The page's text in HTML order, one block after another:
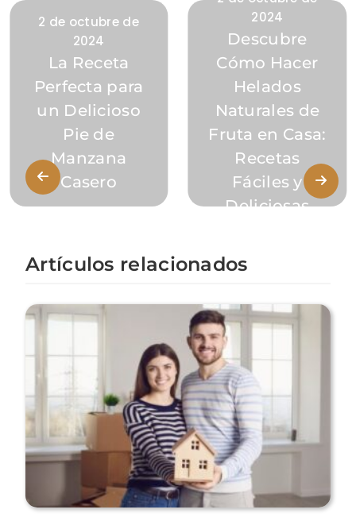
2 de octubre de
2024
La Receta
Perfecta para
un Delicioso
Pie de
Manzana
Casero
2024
Descubre
Cómo Hacer
Helados
Naturales de
Fruta en Casa:
Recetas
Fáciles y
Deliciosas
Artículos relacionados